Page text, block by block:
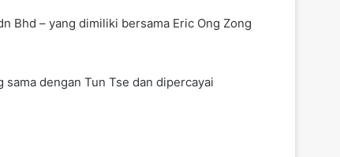
Bhd – yang dimiliki bersama Eric Ong Zong
dengan Tun Tse dan dipercayai